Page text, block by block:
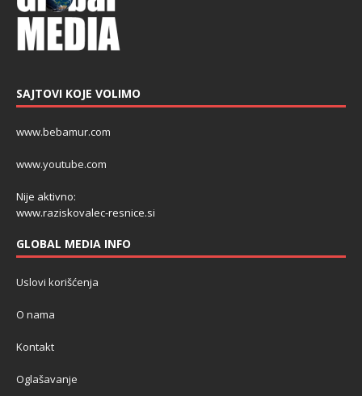
SAJTOVI KOJE VOLIMO
www.bebamur.com
www.youtube.com
Nije aktivno:
www.raziskovalec-resnice.si
GLOBAL MEDIA INFO
Uslovi korišćenja
O nama
Kontakt
Oglašavanje